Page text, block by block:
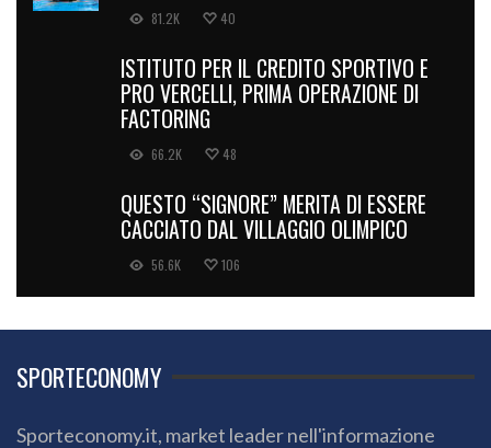
81.2K 40
ISTITUTO PER IL CREDITO SPORTIVO E
PRO VERCELLI, PRIMA OPERAZIONE DI
FACTORING
66.2K 48
QUESTO “SIGNORE” MERITA DI ESSERE
CACCIATO DAL VILLAGGIO OLIMPICO
56.6K 106
SPORTECONOMY
Sporteconomy.it, market leader nell'informazione